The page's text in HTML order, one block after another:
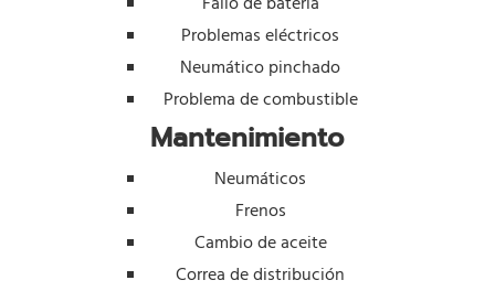
Problemas eléctricos
Neumático pinchado
Problema de combustible
Mantenimiento
Neumáticos
Frenos
Cambio de aceite
Correa de distribución